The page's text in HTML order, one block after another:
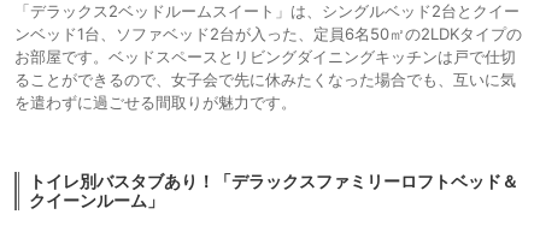
「デラックス2ベッドルームスイート」は、シングルベッド2台とクイー
ンベッド1台、ソファベッド2台が入った、定員6名50㎡の2LDKタイプの
お部屋です。ベッドスペースとリビングダイニングキッチンは戸で仕切
ることができるので、女子会で先に休みたくなった場合でも、互いに気
を遣わずに過ごせる間取りが魅力です。
トイレ別バスタブあり！「デラックスファミリーロフトベッド＆
クイーンルーム」